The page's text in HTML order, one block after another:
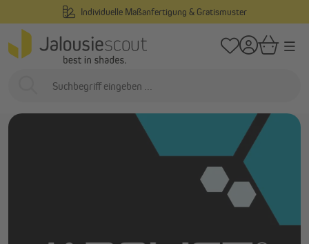
Individuelle Maßanfertigung & Gratismuster
Startseite
JAROLIFT